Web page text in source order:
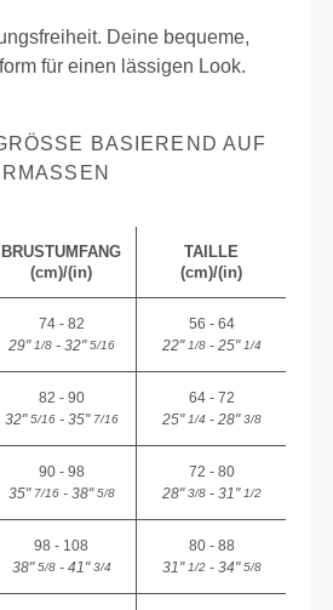
Deine bequeme,
für einen lässigen Look.
BASIEREND AUF D
BRUSTUMFANG
(cm)/(in)
TAILLE
(cm)/(in)
74 - 82
29"1/8- 32"5/16
56 - 64
22"1/8- 25"1/4
82 - 90
32"5/16- 35"7/16
64 - 72
25"1/4 - 28"3/8
90 - 98
35"7/16- 38"5/8
72 - 80
28"3/8- 31"1/2
98 - 108
38"5/8- 41"3/4
80 - 88
31"1/2- 34"5/8